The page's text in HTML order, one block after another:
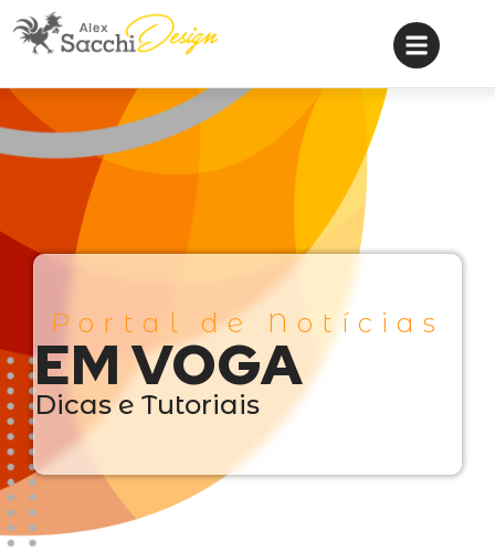
Portal de Notícias
EM VOGA
Dicas e Tutoriais